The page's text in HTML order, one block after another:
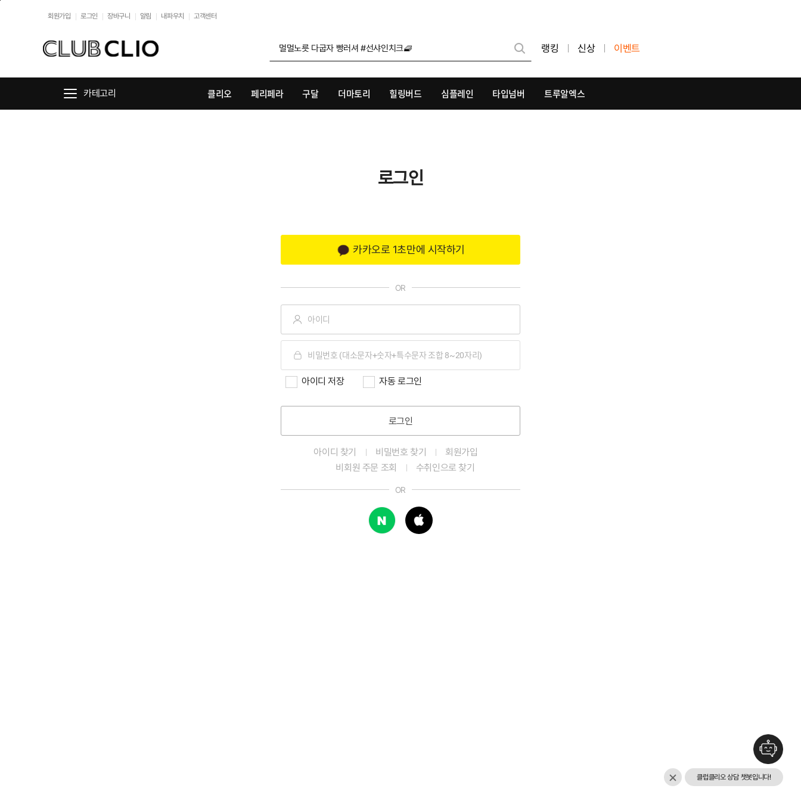
회원가입 로그인 장바구니 알림 내파우치 고객센터
멀멀노릇 다굽자 빵러셔 #선샤인치크🧇 랭킹 신상 이벤트
카테고리 클리오 페리페라 구달 더마토리 힐링버드 심플레인 타입넘버 트루알엑스
로그인
카카오로 1초만에 시작하기
OR
아이디 저장 자동 로그인
로그인
아이디 찾기 비밀번호 찾기
회원가입
비회원 주문 조회
수취인으로 찾기
OR
클럽클리오 상담 챗봇입니다!